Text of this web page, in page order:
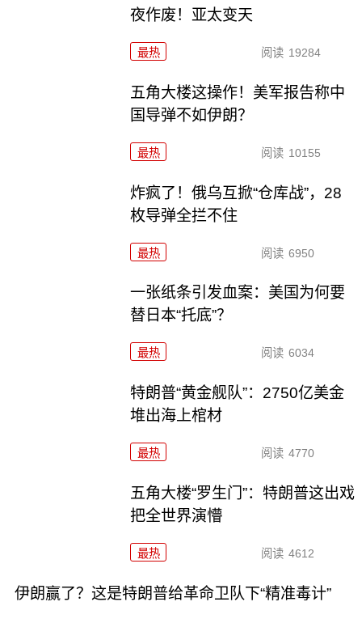
夜作废！亚太变天
最热 阅读 19284
五角大楼这操作！美军报告称中
国导弹不如伊朗？
最热 阅读 10155
炸疯了！俄乌互掀“仓库战”，28
枚导弹全拦不住
最热 阅读 6950
一张纸条引发血案：美国为何要
替日本“托底”？
最热 阅读 6034
特朗普“黄金舰队”：2750亿美金
堆出海上棺材
最热 阅读 4770
五角大楼“罗生门”：特朗普这出戏
把全世界演懵
最热 阅读 4612
伊朗赢了？这是特朗普给革命卫队下“精准毒计”